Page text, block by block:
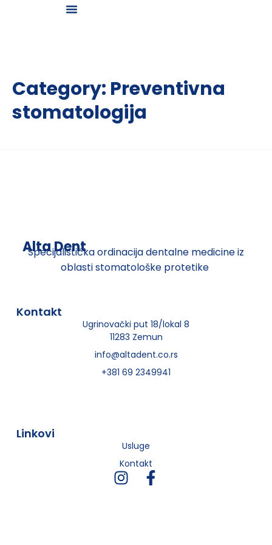
Category: Preventivna
stomatologija
Alta Dent
Specijalistička ordinacija dentalne medicine iz
oblasti stomatološke protetike
Kontakt
Ugrinovački put 18/lokal 8
11283 Zemun
info@altadent.co.rs
+381 69 2349941
Linkovi
Usluge
Kontakt